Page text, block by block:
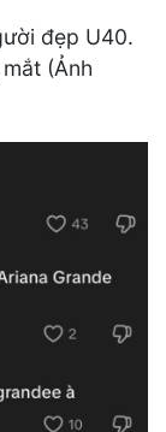
đẹp U40.
(Ảnh